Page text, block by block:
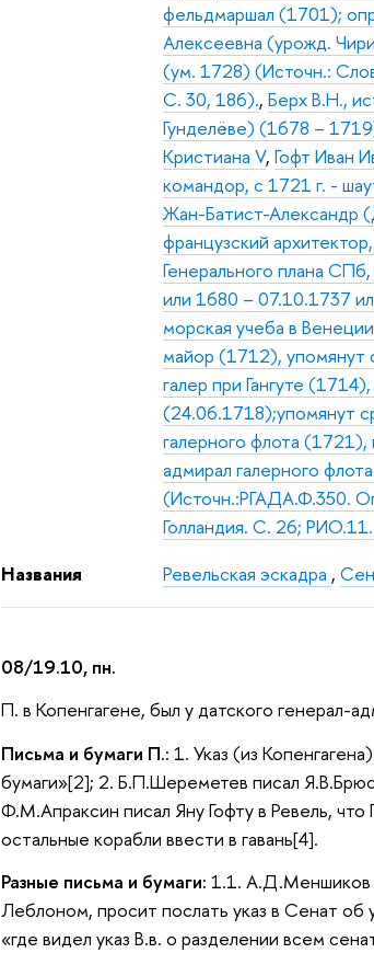
фельдмаршал (1701);
Алексеевна (урожд.
(ум. 1728) (Источн.:
С. 30, 186).,Берх В.Н.,
Гунделёве) (1678 –
Кристиана V,Гофт Иван
командор, с 1721 г. -
Жан-Батист-Александр
французский
Генерального плана
или 1680 – 07.10.1737
морская учеба в
майор (1712), упомянут
галер при Гангуте
(24.06.1718);упомянут
галерного флота
адмирал галерного
(Источн.:РГАДА.Ф.350.
Голландия. С. 26;
Названия
Ревельская эскадра ,
08/19.10, пн.
П. в Копенгагене, был у датского генерал-
Письма и бумаги П.: 1. Указ (из
бумаги»[2]; 2. Б.П.Шереметев писал
Ф.М.Апраксин писал Яну Гофту в Ревель,
остальные корабли ввести в гавань[4].
Разные письма и бумаги: 1.1. А.Д.Меншиков
Леблоном, просит послать указ в Сенат об
«где видел указ В.в. о разделении всем